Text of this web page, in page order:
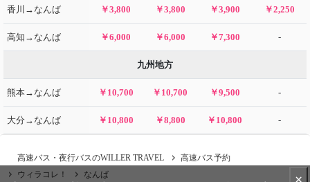
香川→なんば ￥3,800 ￥3,800 ￥3,900 ￥2,250
高知→なんば ￥6,000 ￥6,000 ￥7,300 -
九州地方
熊本→なんば ￥10,700 ￥10,700 ￥9,500 -
大分→なんば ￥10,800 ￥8,800 ￥10,800 -
高速バス・夜行バスのWILLER TRAVEL
高速バス予約
ウィラコレ！
なんば